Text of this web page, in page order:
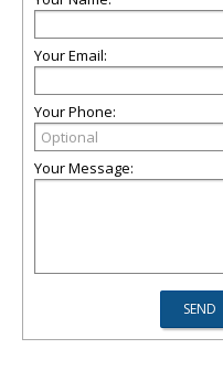
Your Email:
Your Phone:
Your Message: